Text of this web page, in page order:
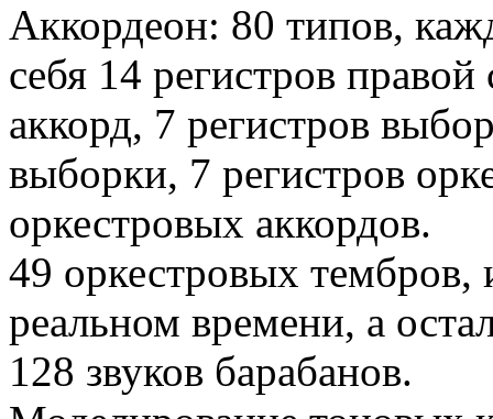
Аккордеон: 80 типов,
себя 14 регистров
аккорд, 7 регистров
выборки, 7 регистров
оркестровых аккордов.
49 оркестровых
реальном времени, а
128 звуков барабанов.